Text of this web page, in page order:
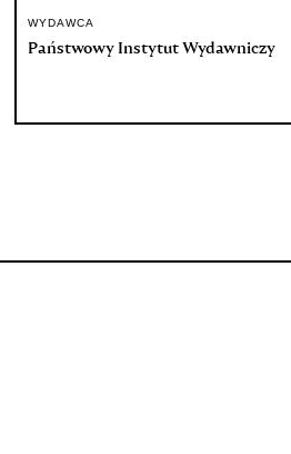
WYDAWCA
Państwowy Instytut Wydawniczy